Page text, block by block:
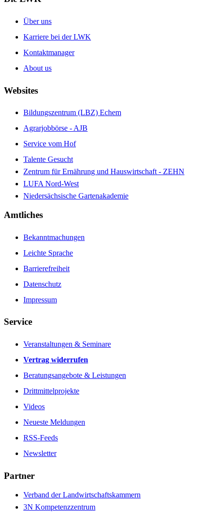
Über uns
Karriere bei der LWK
Kontaktmanager
About us
Websites
Bildungszentrum (LBZ) Echem
Agrarjobbörse - AJB
Service vom Hof
Talente Gesucht
Zentrum für Ernährung und Hauswirtschaft - ZEHN
LUFA Nord-West
Niedersächsische Gartenakademie
Amtliches
Bekanntmachungen
Leichte Sprache
Barrierefreiheit
Datenschutz
Impressum
Service
Veranstaltungen & Seminare
Vertrag widerrufen
Beratungsangebote & Leistungen
Drittmittelprojekte
Videos
Neueste Meldungen
RSS-Feeds
Newsletter
Partner
Verband der Landwirtschaftskammern
3N Kompetenzzentrum